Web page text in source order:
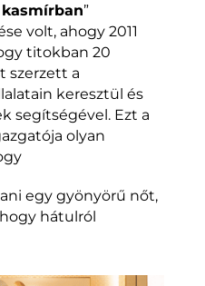
”
volt, ahogy 2011
titokban 20
szerzett a
keresztül és
segítségével. Ezt a
olyan
egy gyönyörű nőt,
hátulról